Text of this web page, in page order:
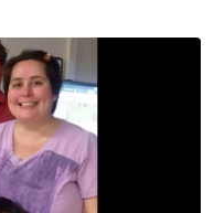
Email